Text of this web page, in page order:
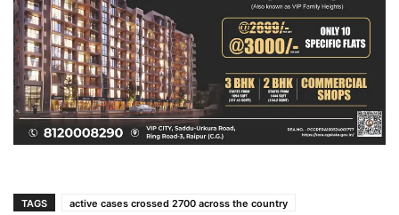
TAGS active cases crossed 2700 across the country